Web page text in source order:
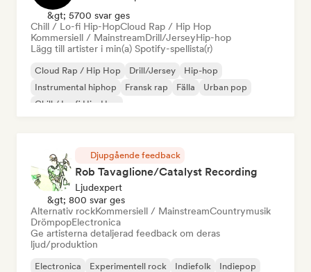
&gt; 5700 svar ges
Chill / Lo-fi Hip-HopCloud Rap / Hip Hop
Kommersiell / MainstreamDrill/JerseyHip-hop
Lägg till artister i min(a) Spotify-spellista(r)
Cloud Rap / Hip Hop Drill/Jersey
Hip-hop
Instrumental hiphop
Fransk rap Fälla
Urban pop
Chill / Lo-fi Hip-Hop
Djupgående feedback
Rob Tavaglione/Catalyst Recording
Ljudexpert
&gt; 800 svar ges
Alternativ rockKommersiell / MainstreamCountrymusik
DrömpopElectronica
Ge artisterna detaljerad feedback om deras
ljud/produktion
Electronica Experimentell rock Indiefolk
Indiepop